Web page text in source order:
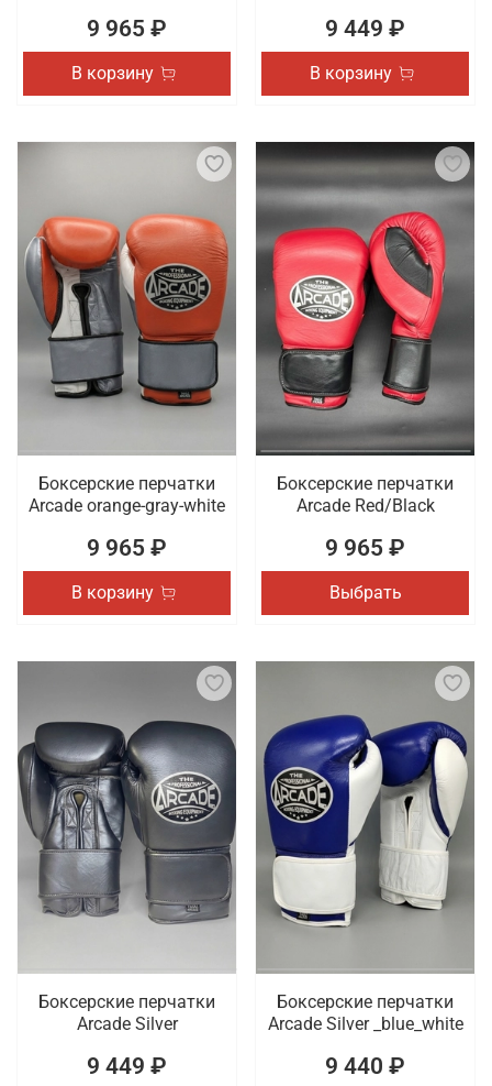
9 965 ₽
В корзину
9 449 ₽
В корзину
Боксерские перчатки
Arcade orange-gray-white
9 965 ₽
В корзину
Боксерские перчатки
Arcade Red/Black
9 965 ₽
Выбрать
Боксерские перчатки
Arcade Silver
9 449 ₽
Боксерские перчатки
Arcade Silver _blue_white
9 440 ₽